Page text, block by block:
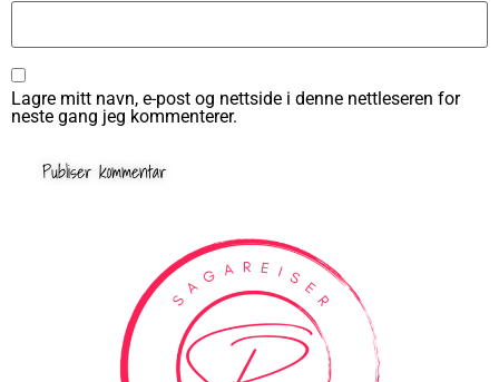
Lagre mitt navn, e-post og nettside i denne nettleseren for
neste gang jeg kommenterer.